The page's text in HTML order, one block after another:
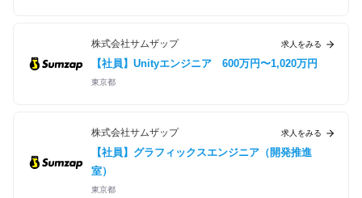
株式会社サムザップ
【社員】Unityエンジニア 600万円〜1,020万円
東京都
求人をみる
株式会社サムザップ
【社員】グラフィックスエンジニア（開発推進
室）
東京都
求人をみる